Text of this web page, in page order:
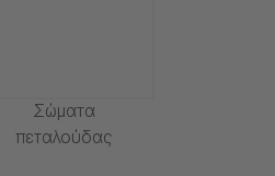
Σώματα
πεταλούδας